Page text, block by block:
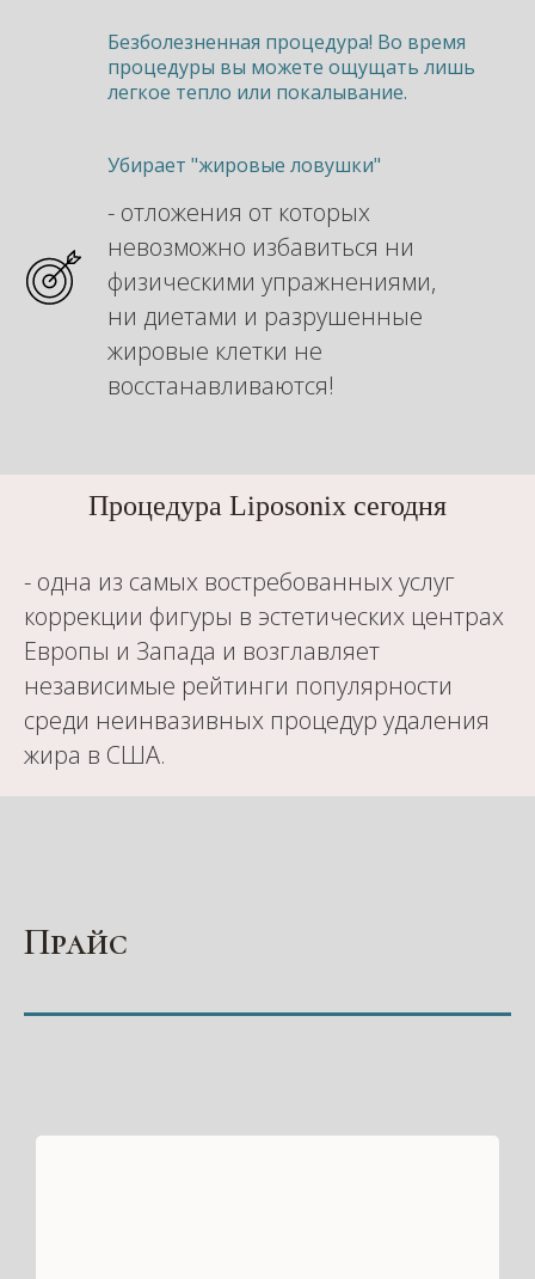
Безболезненная процедура! Во время
процедуры вы можете ощущать лишь
легкое тепло или покалывание.
Убирает "жировые ловушки"
- отложения от которых
невозможно избавиться ни
физическими упражнениями,
ни диетами и разрушенные
жировые клетки не
восстанавливаются!
Процедура Liposonix сегодня
- одна из самых востребованных услуг
коррекции фигуры в эстетических центрах
Европы и Запада и возглавляет
независимые рейтинги популярности
среди неинвазивных процедур удаления
жира в США.
Прайс